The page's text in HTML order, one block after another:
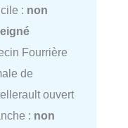
: non
Fourrière
de
ouvert
: non